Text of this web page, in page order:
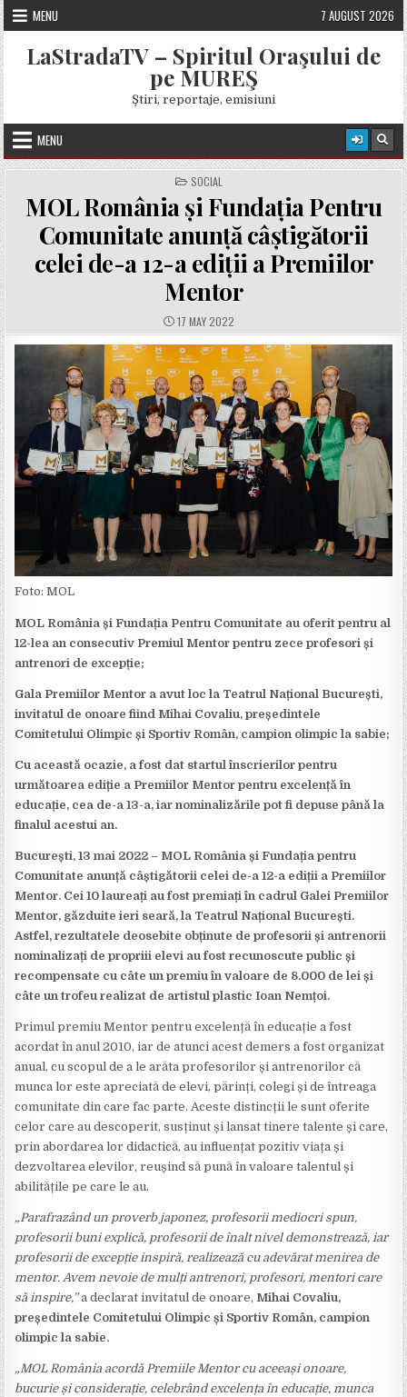
Skip
to
content
MENU 7 AUGUST 2026
LaStradaTV – Spiritul Oraşului de
pe MUREŞ
Ştiri, reportaje, emisiuni
MENU
POSTED
IN
SOCIAL
MOL România și Fundația Pentru
Comunitate anunță câștigătorii
celei de-a 12-a ediții a Premiilor
Mentor
PUBLISHED
DATE:
17 MAY 2022
Foto: MOL
MOL România și Fundația Pentru Comunitate au oferit pentru al
12-lea an consecutiv Premiul Mentor pentru zece profesori și
antrenori de excepție;
Gala Premiilor Mentor a avut loc la Teatrul Național București,
invitatul de onoare fiind Mihai Covaliu, președintele
Comitetului Olimpic și Sportiv Român, campion olimpic la sabie;
Cu această ocazie, a fost dat startul înscrierilor pentru
următoarea ediție a Premiilor Mentor pentru excelență în
educație, cea de-a 13-a, iar nominalizările pot fi depuse până la
finalul acestui an.
București, 13 mai 2022 – MOL România și Fundația pentru
Comunitate anunță câștigătorii celei de-a 12-a ediții a Premiilor
Mentor. Cei 10 laureați au fost premiați în cadrul Galei Premiilor
Mentor, găzduite ieri seară, la Teatrul Național București.
Astfel, rezultatele deosebite obținute de profesorii și antrenorii
nominalizați de propriii elevi au fost recunoscute public și
recompensate cu câte un premiu în valoare de 8.000 de lei și
câte un trofeu realizat de artistul plastic Ioan Nemțoi.
Primul premiu Mentor pentru excelență în educație a fost
acordat în anul 2010, iar de atunci acest demers a fost organizat
anual, cu scopul de a le arăta profesorilor și antrenorilor că
munca lor este apreciată de elevi, părinți, colegi și de întreaga
comunitate din care fac parte. Aceste distincții le sunt oferite
celor care au descoperit, susținut și lansat tinere talente și care,
prin abordarea lor didactică, au influențat pozitiv viața și
dezvoltarea elevilor, reușind să pună în valoare talentul și
abilitățile pe care le au.
„Parafrazând un proverb japonez, profesorii mediocri spun,
profesorii buni explică, profesorii de înalt nivel demonstrează, iar
profesorii de excepție inspiră, realizează cu adevărat menirea de
mentor. Avem nevoie de mulți antrenori, profesori, mentori care
să inspire,”a declarat invitatul de onoare, Mihai Covaliu,
președintele Comitetului Olimpic și Sportiv Român, campion
olimpic la sabie.
„MOL România acordă Premiile Mentor cu aceeași onoare,
bucurie și considerație, celebrând excelența în educație, munca